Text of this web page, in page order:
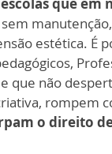
estética. É
que não
rompem
o direito